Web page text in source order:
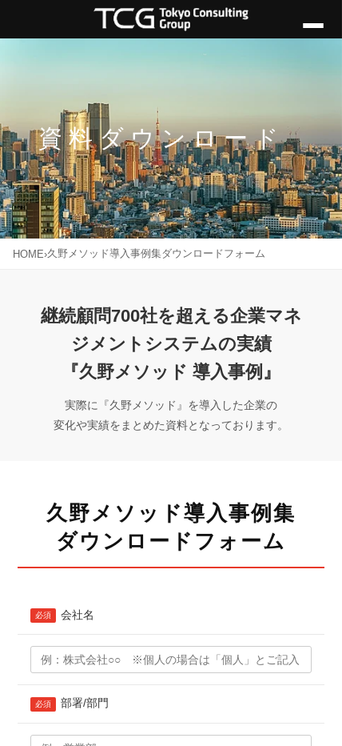
資料ダウンロード
HOME›久野メソッド導入事例集ダウンロードフォーム
継続顧問700社を超える企業マネ
ジメントシステムの実績
『久野メソッド 導入事例』
実際に『久野メソッド』を導入した企業の
変化や実績をまとめた資料となっております。
久野メソッド導入事例集
ダウンロードフォーム
必須 会社名
必須 部署/部門